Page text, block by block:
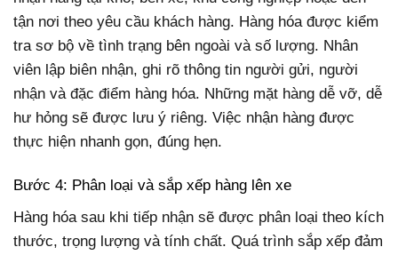
tận nơi theo yêu cầu khách hàng. Hàng hóa được kiểm
tra sơ bộ về tình trạng bên ngoài và số lượng. Nhân
viên lập biên nhận, ghi rõ thông tin người gửi, người
nhận và đặc điểm hàng hóa. Những mặt hàng dễ vỡ, dễ
hư hỏng sẽ được lưu ý riêng. Việc nhận hàng được
thực hiện nhanh gọn, đúng hẹn.
Bước 4: Phân loại và sắp xếp hàng lên xe
Hàng hóa sau khi tiếp nhận sẽ được phân loại theo kích
thước, trọng lượng và tính chất. Quá trình sắp xếp đảm